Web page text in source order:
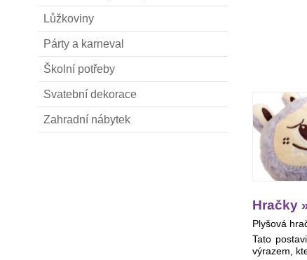
Hračky
Plyšová
Tato
výrazem,
Lůžkoviny
Párty a karneval
Školní potřeby
Svatební dekorace
Zahradní nábytek